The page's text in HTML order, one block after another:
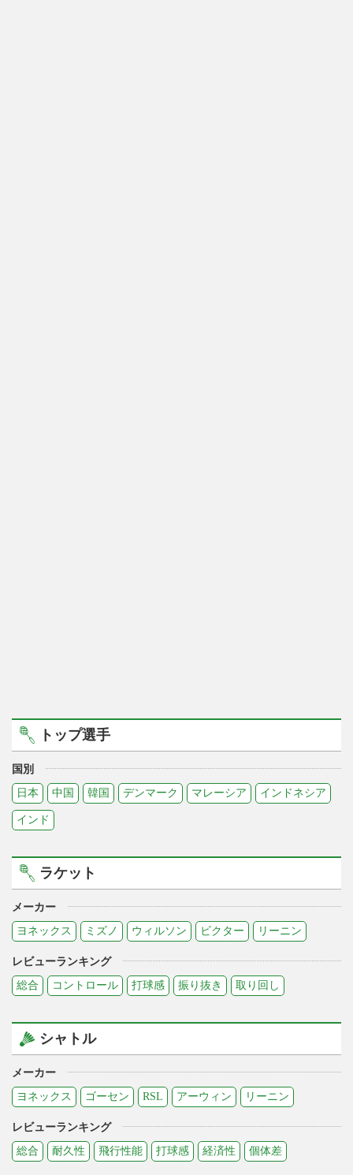
トップ選手
国別
日本
中国 韓国 デンマーク マレーシア インドネシア
インド
ラケット
メーカー
ヨネックス
ミズノ ウィルソン ビクター リーニン
レビューランキング
総合
コントロール 打球感 振り抜き 取り回し
シャトル
メーカー
ヨネックス
ゴーセン RSL アーウィン リーニン
レビューランキング
総合
耐久性 飛行性能 打球感 経済性 個体差